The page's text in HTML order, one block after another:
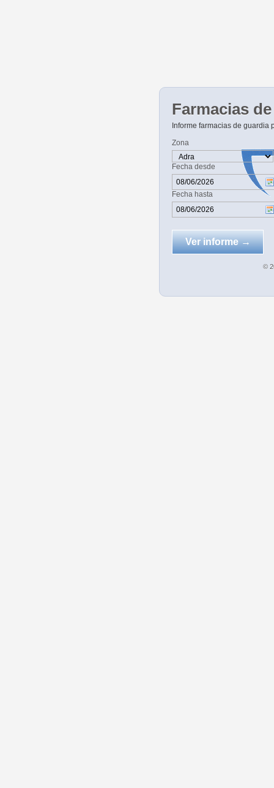
Farmacias
Informe farmacias de guardia
Zona
Fecha desde
Fecha hasta
©